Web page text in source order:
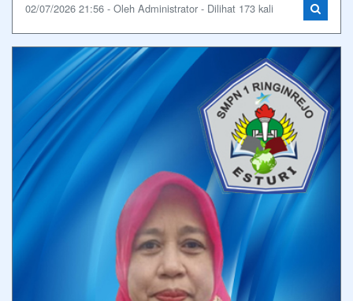
02/07/2026 21:56 - Oleh Administrator - Dilihat 173 kali